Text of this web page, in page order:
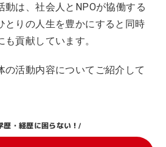
動は、社会人とNPOが協働する
とりの人生を豊かにすると同時
貢献しています。
の活動内容についてご紹介して
歴・経歴に困らない！/